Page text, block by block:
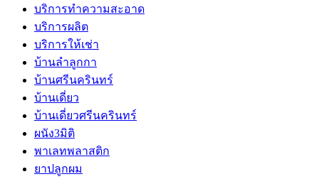
บริการทำความสะอาด
บริการผลิต
บริการให้เช่า
บ้านลำลูกกา
บ้านศรีนครินทร์
บ้านเดี่ยว
บ้านเดี่ยวศรีนครินทร์
ผนัง3มิติ
พาเลทพลาสติก
ยาปลูกผม